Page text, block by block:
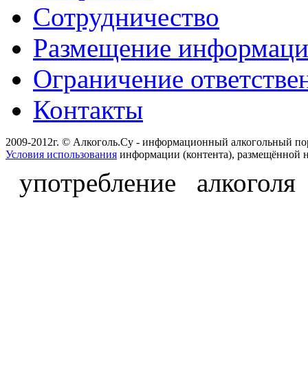
Сотрудничество
Размещение
Ограничение
Контакты
2009-2012г. © Алкоголь.Су - информационный алкогольный
Условия использования информации (контента), размещённой
употребление